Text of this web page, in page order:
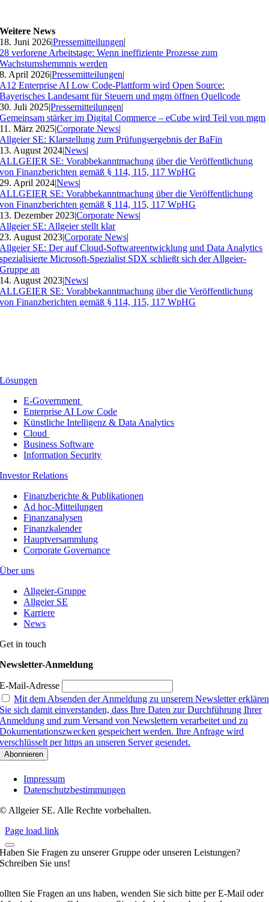
Weitere News
18. Juni 2026|Pressemitteilungen|
28 verlorene Arbeitstage: Wenn ineffiziente Prozesse zum
Wachstumshemmnis werden
8. April 2026|Pressemitteilungen|
A12 Enterprise AI Low Code-Plattform wird Open Source:
Bayerisches Landesamt für Steuern und mgm öffnen Quellcode
30. Juli 2025|Pressemitteilungen|
Gemeinsam stärker im Digital Commerce – eCube wird Teil von mgm
11. März 2025|Corporate News|
Allgeier SE: Klarstellung zum Prüfungsergebnis der BaFin
13. August 2024|News|
ALLGEIER SE: Vorabbekanntmachung über die Veröffentlichung
von Finanzberichten gemäß § 114, 115, 117 WpHG
29. April 2024|News|
ALLGEIER SE: Vorabbekanntmachung über die Veröffentlichung
von Finanzberichten gemäß § 114, 115, 117 WpHG
13. Dezember 2023|Corporate News|
Allgeier SE: Allgeier stellt klar
23. August 2023|Corporate News|
Allgeier SE: Der auf Cloud-Softwareentwicklung und Data Analytics
spezialisierte Microsoft-Spezialist SDX schließt sich der Allgeier-
Gruppe an
14. August 2023|News|
ALLGEIER SE: Vorabbekanntmachung über die Veröffentlichung
von Finanzberichten gemäß § 114, 115, 117 WpHG
Lösungen
E-Government
Enterprise AI Low Code
Künstliche Intelligenz & Data Analytics
Cloud
Business Software
Information Security
Investor Relations
Finanzberichte & Publikationen
Ad hoc-Mitteilungen
Finanzanalysen
Finanzkalender
Hauptversammlung
Corporate Governance
Über uns
Allgeier-Gruppe
Allgeier SE
Karriere
News
Get in touch
Newsletter-Anmeldung
E-Mail-Adresse
Mit dem Absenden der Anmeldung zu unserem Newsletter erklären
Sie sich damit einverstanden, dass Ihre Daten zur Durchführung Ihrer
Anmeldung und zum Versand von Newslettern verarbeitet und zu
Dokumentationszwecken gespeichert werden. Ihre Anfrage wird
verschlüsselt per https an unseren Server gesendet.
Impressum
Datenschutzbestimmungen
© Allgeier SE. Alle Rechte vorbehalten.
Page load link
Haben Sie Fragen zu unserer Gruppe oder unseren Leistungen?
Schreiben Sie uns!
Sie Fragen an uns haben, wenden Sie sich bitte per E-Mail oder